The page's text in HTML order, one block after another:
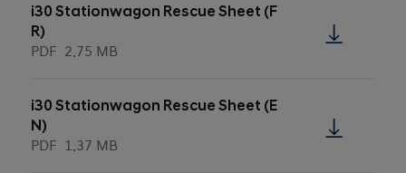
i30 Stationwagon Rescue Sheet (F
R)
PDF 2.75 MB
i30 Stationwagon Rescue Sheet (E
N)
PDF 1.37 MB